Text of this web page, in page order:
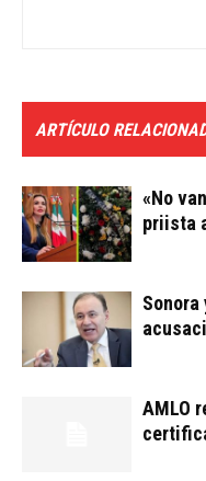
ARTÍCULO
«No
priista
Sonora
AMLO